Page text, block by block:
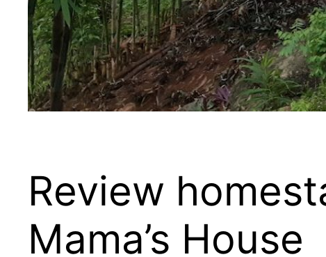
Review
Mama’s House